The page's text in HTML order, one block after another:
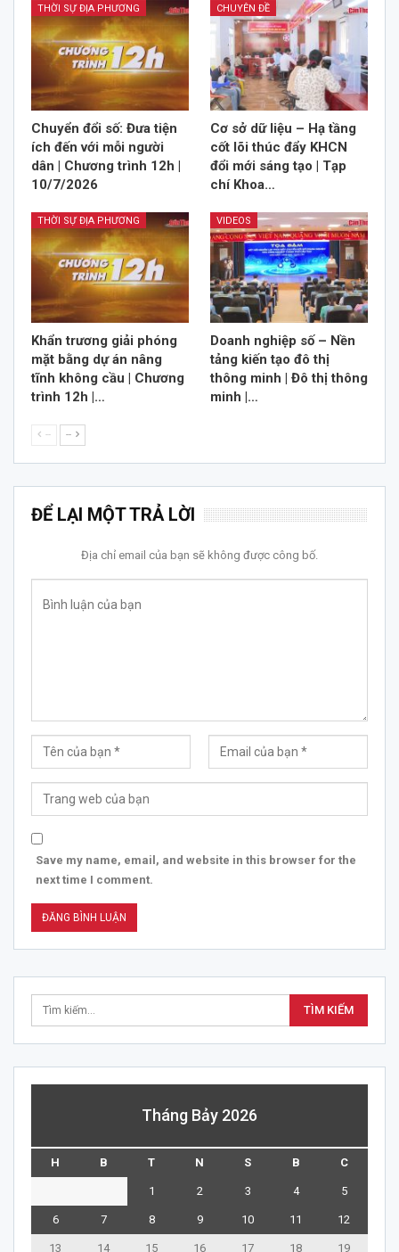
THỜI SỰ ĐỊA PHƯƠNG
Chuyển đổi số: Đưa tiện
ích đến với mỗi người
dân | Chương trình 12h |
10/7/2026
CHUYÊN ĐỀ
Cơ sở dữ liệu – Hạ tầng
cốt lõi thúc đẩy KHCN
đổi mới sáng tạo | Tạp
chí Khoa…
THỜI SỰ ĐỊA PHƯƠNG
Khẩn trương giải phóng
mặt bằng dự án nâng
tĩnh không cầu | Chương
trình 12h |…
VIDEOS
Doanh nghiệp số – Nền
tảng kiến tạo đô thị
thông minh | Đô thị thông
minh |…
-- --
ĐỂ LẠI MỘT TRẢ LỜI
Địa chỉ email của bạn sẽ không được công bố.
Save my name, email, and website in this browser for the
next time I comment.
Tháng Bảy 2026
H B T N S B C
1 2 3 4 5
6 7 8 9 10 11 12
13 14 15 16 17 18 19